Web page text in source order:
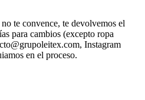
te convence, te devolvemos el
para cambios (excepto ropa
Instagram
en el proceso.